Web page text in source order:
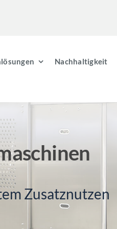
Nachhaltigkeit
Zusatznutzen